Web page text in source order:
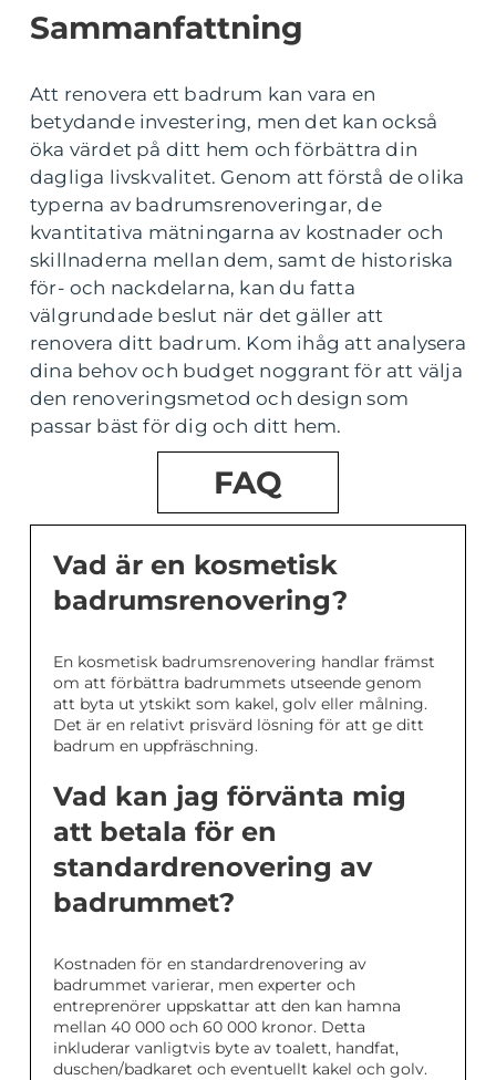
Sammanfattning
Att renovera ett badrum kan vara en
betydande investering, men det kan också
öka värdet på ditt hem och förbättra din
dagliga livskvalitet. Genom att förstå de olika
typerna av badrumsrenoveringar, de
kvantitativa mätningarna av kostnader och
skillnaderna mellan dem, samt de historiska
för- och nackdelarna, kan du fatta
välgrundade beslut när det gäller att
renovera ditt badrum. Kom ihåg att analysera
dina behov och budget noggrant för att välja
den renoveringsmetod och design som
passar bäst för dig och ditt hem.
FAQ
Vad är en kosmetisk
badrumsrenovering?
En kosmetisk badrumsrenovering handlar främst
om att förbättra badrummets utseende genom
att byta ut ytskikt som kakel, golv eller målning.
Det är en relativt prisvärd lösning för att ge ditt
badrum en uppfräschning.
Vad kan jag förvänta mig
att betala för en
standardrenovering av
badrummet?
Kostnaden för en standardrenovering av
badrummet varierar, men experter och
entreprenörer uppskattar att den kan hamna
mellan 40 000 och 60 000 kronor. Detta
inkluderar vanligtvis byte av toalett, handfat,
duschen/badkaret och eventuellt kakel och golv.